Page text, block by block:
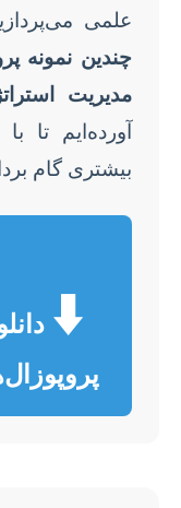
علمی
چندین نمونه
مدیریت
آورده‌ایم تا
بیشتری گام
⬇️